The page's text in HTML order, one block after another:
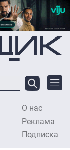
О нас
Реклама
Подписка